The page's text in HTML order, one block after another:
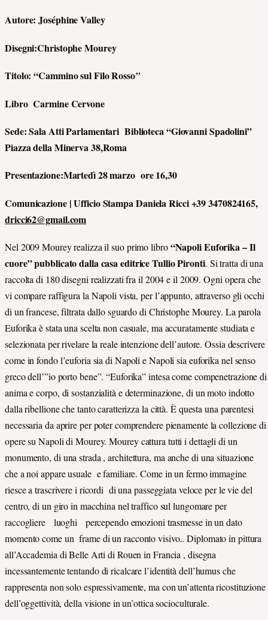
Autore: Joséphine Valley
Disegni:Christophe Mourey
Titolo: “Cammino sul Filo Rosso”
Libro Carmine Cervone
Sede: Sala Atti Parlamentari Biblioteca “Giovanni Spadolini”
Piazza della Minerva 38,Roma
Presentazione:Martedì 28 marzo ore 16,30
Comunicazione | Ufficio StampaDaniela Ricci +39 3470824165,
dricci62@gmail.com
Nel 2009 Mourey realizza il suo primo libro“Napoli Euforika – Il
cuore” pubblicato dalla casa editrice Tullio Pironti. Si tratta di una
raccolta di 180 disegni realizzati fra il 2004 e il 2009. Ogni opera che
vi compare raffigura la Napoli vista, per l’appunto, attraverso gli occhi
di un francese, filtrata dallo sguardo di Christophe Mourey. La parola
Euforika è stata una scelta non casuale, ma accuratamente studiata e
selezionata per rivelare la reale intenzione dell’autore. Ossia descrivere
come in fondo l’euforia sia di Napoli e Napoli sia euforika nel senso
greco dell’”io porto bene”. “Euforika” intesa come compenetrazione di
anima e corpo, di sostanzialità e determinazione, di un moto indotto
dalla ribellione che tanto caratterizza la città. È questa una parentesi
necessaria da aprire per poter comprendere pienamente la collezione di
opere su Napoli di Mourey.Mourey cattura tutti i dettagli di un
monumento, di una strada , architettura, ma anche di una situazione
che a noi appare usuale e familiare. Come in un fermo immagine
riesce a trascrivere i ricordi di una passeggiata veloce per le vie del
centro, di un giro in macchina nel traffico sul lungomare per
raccogliere luoghi percependo emozioni trasmesse in un dato
momento come un frame di un racconto visivo.. Diplomato in pittura
all’Accademia di Belle Arti di Rouen in Francia , disegna
incessantemente tentando di ricalcare l’identità dell’humus che
rappresenta non solo espressivamente, ma con un’attenta ricostituzione
dell’oggettività, della visione in un’ottica socioculturale.